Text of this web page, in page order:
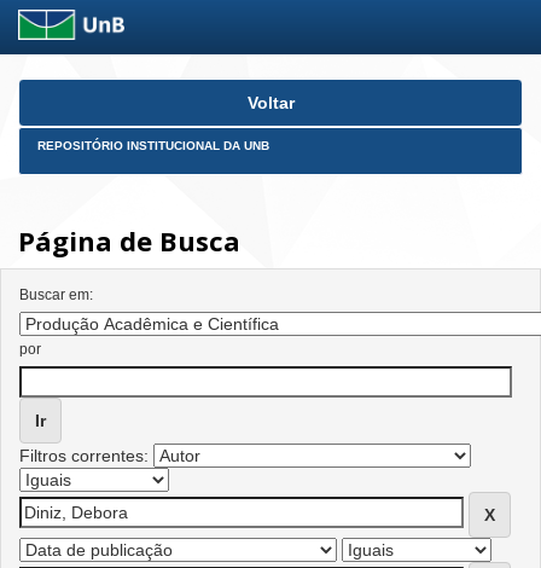
Skip
Voltar
REPOSITÓRIO INSTITUCIONAL DA UNB
Página de Busca
Buscar em:
por
Filtros correntes: